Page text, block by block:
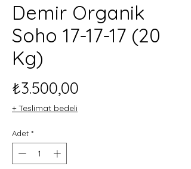
Demir Organik
Soho 17-17-17 (20
Kg)
₺3.500,00
+ Teslimat bedeli
Adet *